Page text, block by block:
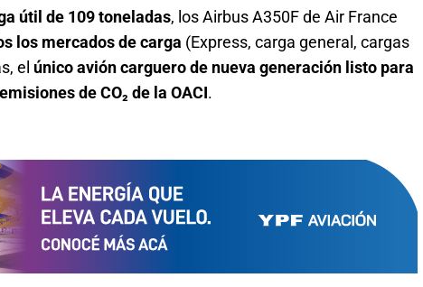
útil de 109 toneladas, los Airbus A350F de Air France
los mercados de carga (Express, carga general, cargas
el único avión carguero de nueva generación listo para
de CO₂ de la OACI.